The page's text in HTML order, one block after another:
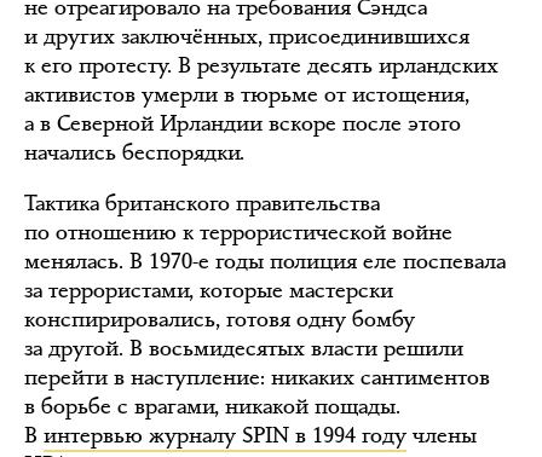
не отреагировало на требования Сэндса
и других заключённых, присоединившихся
к его протесту. В результате десять ирландских
активистов умерли в тюрьме от истощения,
а в Северной Ирландии вскоре после этого
начались беспорядки.
Тактика британского правительства
по отношению к террористической войне
менялась. В 1970-е годы полиция еле поспевала
за террористами, которые мастерски
конспирировались, готовя одну бомбу
за другой. В восьмидесятых власти решили
перейти в наступление: никаких сантиментов
в борьбе с врагами, никакой пощады.
В интервью журналу SPIN в 1994 году члены